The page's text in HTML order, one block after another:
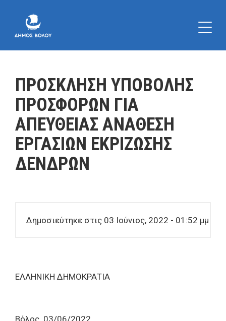
ΠΡΟΣΚΛΗΣΗ ΥΠΟΒΟΛΗΣ
ΠΡΟΣΦΟΡΩΝ ΓΙΑ
ΑΠΕΥΘΕΙΑΣ ΑΝΑΘΕΣΗ
ΕΡΓΑΣΙΩΝ ΕΚΡΙΖΩΣΗΣ
ΔΕΝΔΡΩΝ
Δημοσιεύτηκε στις 03 Ιούνιος, 2022 - 01:52 μμ
ΕΛΛΗΝΙΚΗ ΔΗΜΟΚΡΑΤΙΑ
Βόλος 03/06/2022